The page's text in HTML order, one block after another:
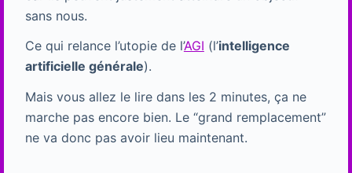
sans nous.
Ce qui relance l’utopie de l’AGI (l’intelligence
artificielle générale).
Mais vous allez le lire dans les 2 minutes, ça ne
marche pas encore bien. Le “grand remplacement”
ne va donc pas avoir lieu maintenant.